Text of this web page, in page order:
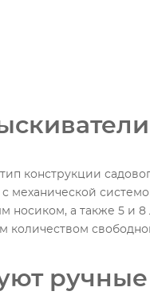
конструкции
механической
носиком, а также 5 и
количеством